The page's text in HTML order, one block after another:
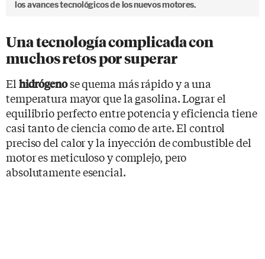
los avances tecnológicos de los nuevos motores.
Una tecnología complicada con
muchos retos por superar
El hidrógenose quema más rápido y a una
temperatura mayor que la gasolina. Lograr el
equilibrio perfecto entre potencia y eficiencia tiene
casi tanto de ciencia como de arte. El control
preciso del calor y la inyección de combustible del
motor es meticuloso y complejo, pero
absolutamente esencial.